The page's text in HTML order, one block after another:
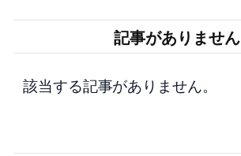
記事がありません
該当する記事がありません。